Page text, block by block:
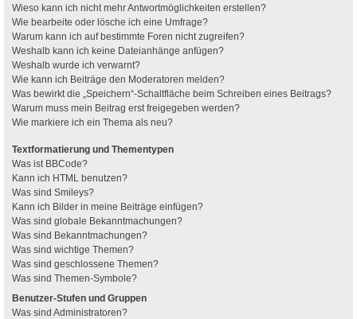
Wieso kann ich nicht mehr Antwortmöglichkeiten erstellen?
Wie bearbeite oder lösche ich eine Umfrage?
Warum kann ich auf bestimmte Foren nicht zugreifen?
Weshalb kann ich keine Dateianhänge anfügen?
Weshalb wurde ich verwarnt?
Wie kann ich Beiträge den Moderatoren melden?
Was bewirkt die „Speichern“-Schaltfläche beim Schreiben eines Beitrags?
Warum muss mein Beitrag erst freigegeben werden?
Wie markiere ich ein Thema als neu?
Textformatierung und Thementypen
Was ist BBCode?
Kann ich HTML benutzen?
Was sind Smileys?
Kann ich Bilder in meine Beiträge einfügen?
Was sind globale Bekanntmachungen?
Was sind Bekanntmachungen?
Was sind wichtige Themen?
Was sind geschlossene Themen?
Was sind Themen-Symbole?
Benutzer-Stufen und Gruppen
Was sind Administratoren?